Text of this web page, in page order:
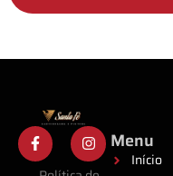
Menu
Início